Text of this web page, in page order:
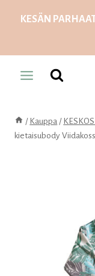
sisältöön
KESÄN
/ Kauppa /
kietaisubody